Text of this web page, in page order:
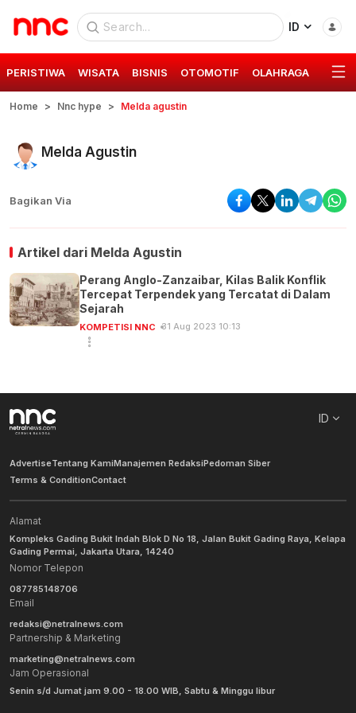
ID
PERISTIWA WISATA BISNIS OTOMOTIF OLAHRAGA GAYA
Home Nnc hype Melda agustin
Melda Agustin
Bagikan Via
Artikel dari Melda Agustin
Perang Anglo-Zanzaibar, Kilas Balik Konflik
Tercepat Terpendek yang Tercatat di Dalam
Sejarah
KOMPETISI NNC 31 Aug 2023 10:13
ID
AdvertiseTentang KamiManajemen RedaksiPedoman Siber
Terms & ConditionContact
Alamat
Kompleks Gading Bukit Indah Blok D No 18, Jalan Bukit Gading Raya, Kelapa
Gading Permai, Jakarta Utara, 14240
Nomor Telepon
087785148706
Email
redaksi@netralnews.com
Partnership & Marketing
marketing@netralnews.com
Jam Operasional
Senin s/d Jumat jam 9.00 - 18.00 WIB, Sabtu & Minggu libur